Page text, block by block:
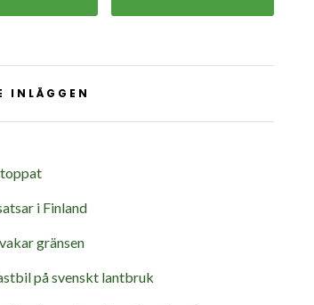
INLÄGGEN
i Finland
gränsen
på svenskt lantbruk